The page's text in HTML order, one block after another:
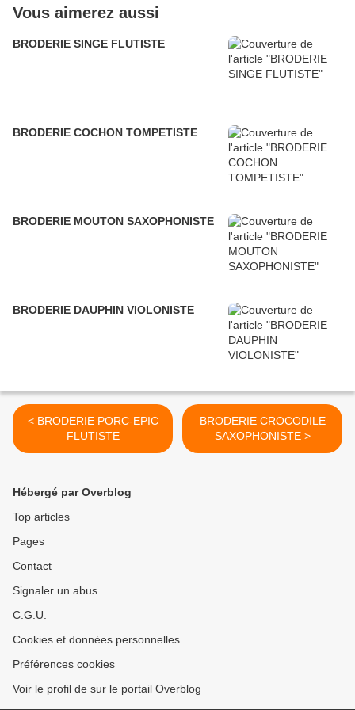
Vous aimerez aussi
BRODERIE SINGE FLUTISTE
BRODERIE COCHON TOMPETISTE
BRODERIE MOUTON SAXOPHONISTE
BRODERIE DAUPHIN VIOLONISTE
< BRODERIE PORC-EPIC
FLUTISTE
BRODERIE CROCODILE
SAXOPHONISTE >
Hébergé par Overblog
Top articles
Pages
Contact
Signaler un abus
C.G.U.
Cookies et données personnelles
Préférences cookies
Voir le profil de sur le portail Overblog